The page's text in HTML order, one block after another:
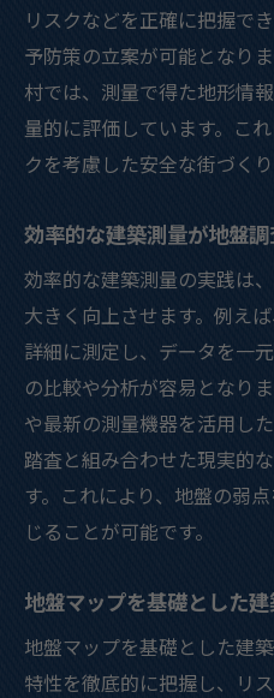
リスクなどを正確に把握で
予防策の立案が可能となり
村では、測量で得た地形情
量的に評価しています。こ
クを考慮した安全な街づく
効率的な建築測量が地盤
効率的な建築測量の実践は
大きく向上させます。例え
詳細に測定し、データを一
の比較や分析が容易となり
や最新の測量機器を活用し
踏査と組み合わせた現実的
す。これにより、地盤の弱
じることが可能です。
地盤マップを基礎とした
地盤マップを基礎とした建
特性を徹底的に把握し、リ